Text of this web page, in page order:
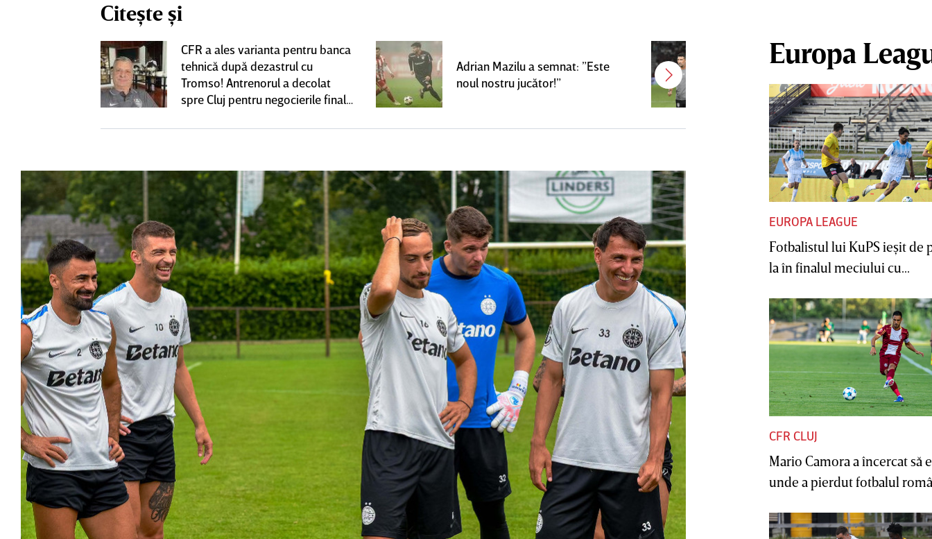
Citește și
CFR a ales varianta pentru banca
tehnică după dezastrul cu
Tromso! Antrenorul a decolat
spre Cluj pentru negocierile finale
Adrian Mazilu a semnat: ”Este
noul nostru jucător!”
Antonio Folha a fost demis de la
CFR Cluj! Alţi 3 jucători sunt OUT
Europa
EUROPA LEAGUE
Fotbalistul lui KuPS ieşit de
la în finalul meciului cu...
CFR CLUJ
Mario Camora a încercat să
unde a pierdut fotbalul